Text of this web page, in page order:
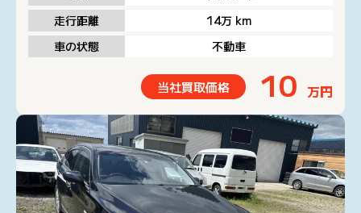
走行距離
14万 km
車の状態
不動車
当社買取価格 10 万円